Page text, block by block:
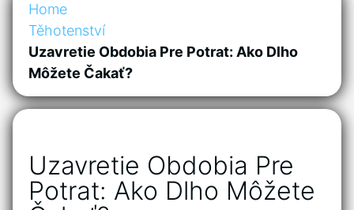
Home
Těhotenství
Uzavretie Obdobia Pre Potrat: Ako Dlho
Môžete Čakať?
Uzavretie Obdobia Pre
Potrat: Ako Dlho Môžete